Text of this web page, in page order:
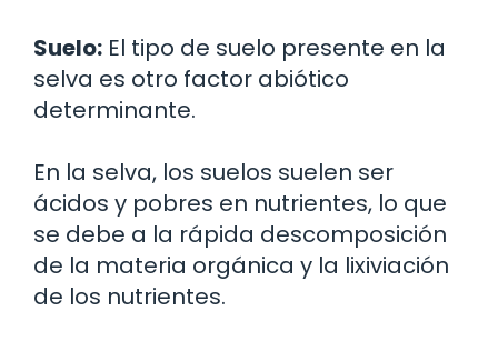
Suelo: El tipo de suelo presente en la
selva es otro factor abiótico
determinante.
En la selva, los suelos suelen ser
ácidos y pobres en nutrientes, lo que
se debe a la rápida descomposición
de la materia orgánica y la lixiviación
de los nutrientes.